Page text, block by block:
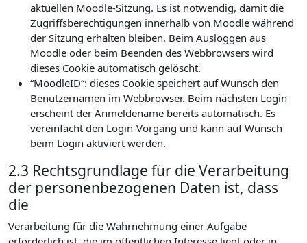
aktuellen Moodle-Sitzung. Es ist notwendig, damit die
Zugriffsberechtigungen innerhalb von Moodle während
der Sitzung erhalten bleiben. Beim Ausloggen aus
Moodle oder beim Beenden des Webbrowsers wird
dieses Cookie automatisch gelöscht.
“MoodleID“: dieses Cookie speichert auf Wunsch den
Benutzernamen im Webbrowser. Beim nächsten Login
erscheint der Anmeldename bereits automatisch. Es
vereinfacht den Login-Vorgang und kann auf Wunsch
beim Login aktiviert werden.
2.3 Rechtsgrundlage für die Verarbeitung
der personenbezogenen Daten ist, dass
die
Verarbeitung für die Wahrnehmung einer Aufgabe